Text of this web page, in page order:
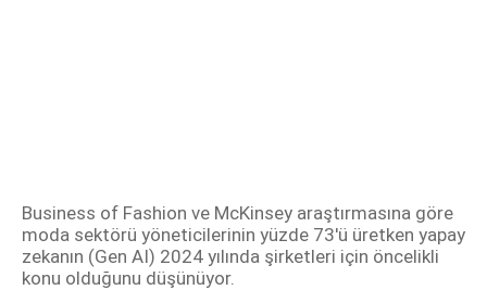
Business of Fashion ve McKinsey araştırmasına göre
moda sektörü yöneticilerinin yüzde 73'ü üretken yapay
zekanın (Gen AI) 2024 yılında şirketleri için öncelikli
konu olduğunu düşünüyor.